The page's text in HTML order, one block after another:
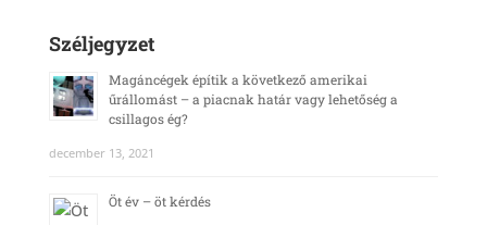
Széljegyzet
Magáncégek építik a következő amerikai
űrállomást – a piacnak határ vagy lehetőség a
csillagos ég?
december 13, 2021
Öt év – öt kérdés